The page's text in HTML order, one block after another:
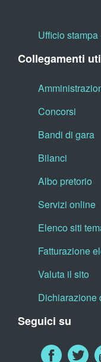
Ufficio
Collegamenti
Concorsi
Bandi di gara
Bilanci
Albo pretorio
Servizi online
Elenco siti
Fatturazione
Valuta il sito
Dichiarazione
Seguici su